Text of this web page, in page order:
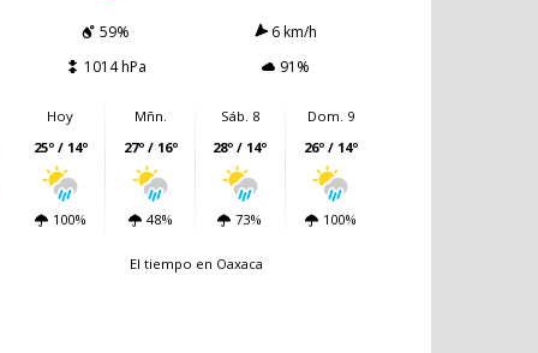
59%
6 km/h
1014 hPa
91%
Hoy
25º / 14º
100%
Mñn.
27º / 16º
48%
Sáb. 8
28º / 14º
73%
Dom. 9
26º / 14º
100%
El tiempo en Oaxaca